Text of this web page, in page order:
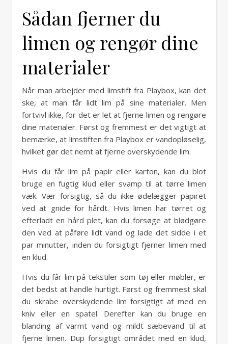
Sådan fjerner du
limen og rengør dine
materialer
Når man arbejder med limstift fra Playbox, kan det
ske, at man får lidt lim på sine materialer. Men
fortvivl ikke, for det er let at fjerne limen og rengøre
dine materialer. Først og fremmest er det vigtigt at
bemærke, at limstiften fra Playbox er vandopløselig,
hvilket gør det nemt at fjerne overskydende lim.
Hvis du får lim på papir eller karton, kan du blot
bruge en fugtig klud eller svamp til at tørre limen
væk. Vær forsigtig, så du ikke ødelægger papiret
ved at gnide for hårdt. Hvis limen har tørret og
efterladt en hård plet, kan du forsøge at blødgøre
den ved at påføre lidt vand og lade det sidde i et
par minutter, inden du forsigtigt fjerner limen med
en klud.
Hvis du får lim på tekstiler som tøj eller møbler, er
det bedst at handle hurtigt. Først og fremmest skal
du skrabe overskydende lim forsigtigt af med en
kniv eller en spatel. Derefter kan du bruge en
blanding af varmt vand og mildt sæbevand til at
fjerne limen. Dup forsigtigt området med en klud,